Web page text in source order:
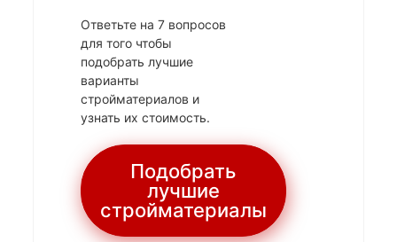
Ответьте на 7 вопросов
для того чтобы
подобрать лучшие
варианты
стройматериалов и
узнать их стоимость.
Подобрать
лучшие
стройматериалы